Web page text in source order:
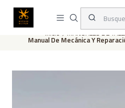
Este es el texto del
Inicio MANUALES DE
Manual De Mecánica Y